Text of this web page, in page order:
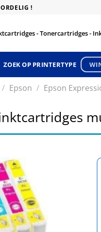
!
- Tonercartridges -
ZOEK OP PRINTERTYPE
/ Epson / Epson